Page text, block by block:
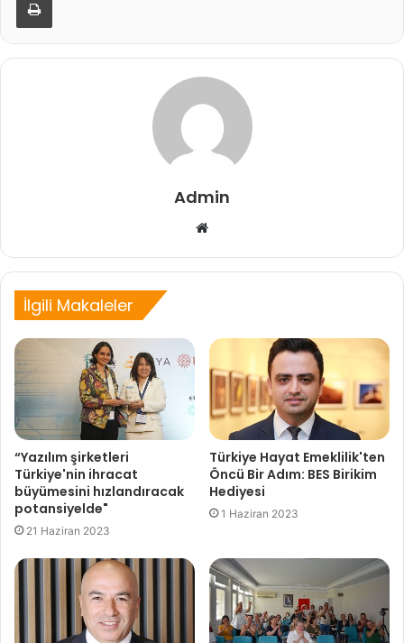
Admin
Web
İlgili Makaleler
“Yazılım şirketleri
Türkiye'nin ihracat
büyümesini hızlandıracak
potansiyelde"
21 Haziran 2023
Türkiye Hayat Emeklilik'ten
Öncü Bir Adım: BES Birikim
Hediyesi
1 Haziran 2023